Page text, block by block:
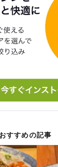
すすめの記事